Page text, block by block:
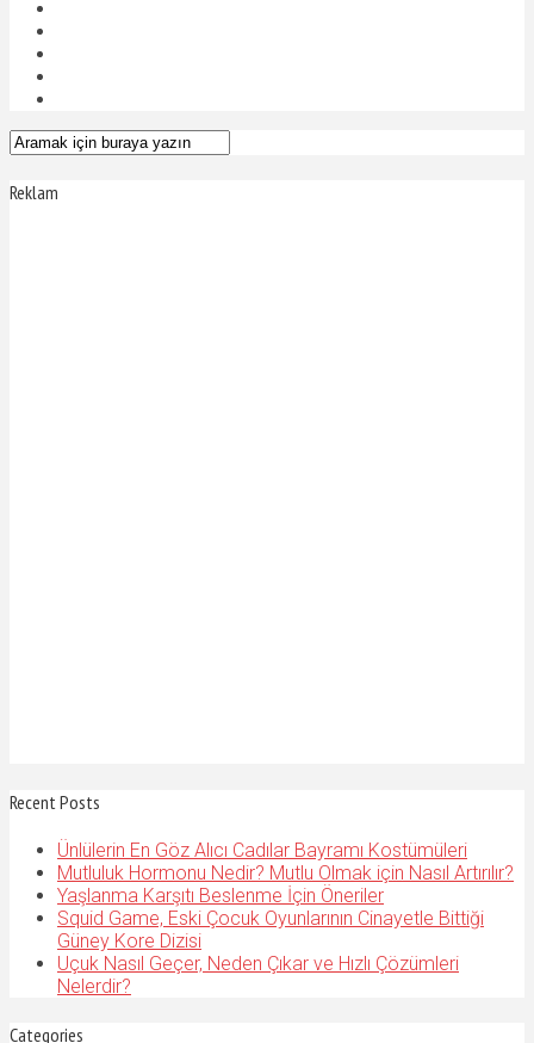
Reklam
Recent Posts
Ünlülerin En Göz Alıcı Cadılar Bayramı Kostümüleri
Mutluluk Hormonu Nedir? Mutlu Olmak için Nasıl Artırılır?
Yaşlanma Karşıtı Beslenme İçin Öneriler
Squid Game, Eski Çocuk Oyunlarının Cinayetle Bittiği
Güney Kore Dizisi
Uçuk Nasıl Geçer, Neden Çıkar ve Hızlı Çözümleri
Nelerdir?
Categories